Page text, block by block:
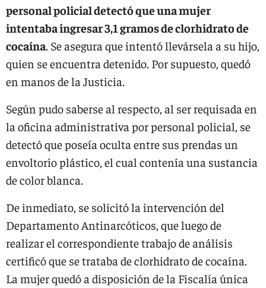
personal policial detectó que una mujer
intentaba ingresar 3,1 gramos de clorhidrato de
cocaína. Se asegura que intentó llevársela a su hijo,
quien se encuentra detenido. Por supuesto, quedó
en manos de la Justicia.
Según pudo saberse al respecto, al ser requisada en
la oficina administrativa por personal policial, se
detectó que poseía oculta entre sus prendas un
envoltorio plástico, el cual contenía una sustancia
de color blanca.
De inmediato, se solicitó la intervención del
Departamento Antinarcóticos, que luego de
realizar el correspondiente trabajo de análisis
certificó que se trataba de clorhidrato de cocaína.
La mujer quedó a disposición de la Fiscalía única